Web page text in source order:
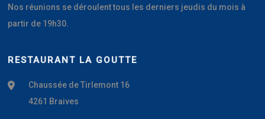
Nos réunions se déroulent tous les derniers jeudis du mois à
partir de 19h30.
RESTAURANT LA GOUTTE
Chaussée de Tirlemont 16
4261 Braives